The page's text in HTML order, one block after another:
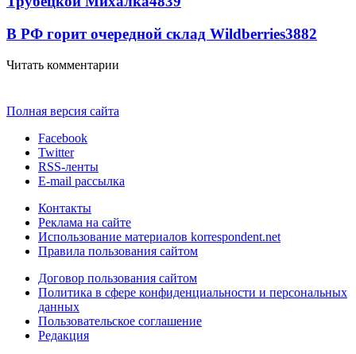
В РФ горит очередной склад Wildberries3882
Читать комментарии
Полная версия сайта
Facebook
Twitter
RSS-ленты
E-mail рассылка
Контакты
Реклама на сайте
Использование материалов korrespondent.net
Правила пользования сайтом
Договор пользования сайтом
Политика в сфере конфиденциальности и персональных
данных
Пользовательское соглашение
Редакция